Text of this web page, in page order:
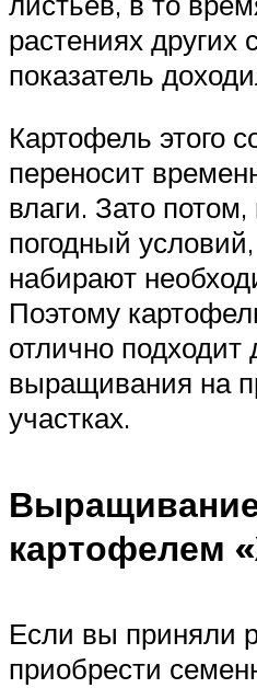
растениях других
показатель
Картофель этого
переносит
влаги. Зато
погодный
набирают
Поэтому
отлично подходит
выращивания на
участках.
картофелем
Если вы приняли
приобрести